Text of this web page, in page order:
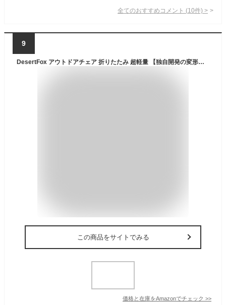
全てのおすすめコメント (10件) >
9
DesertFox アウトドアチェア 折りたたみ 超軽量 【独自開発の変形枕/マット】 【ハイバック】 【耐荷重150kg】 コンパクト イス 椅子 収納袋付属 お釣り 登山 携帯便利 キャンプ椅子 0068 (豪華版/ブラウン)
この商品をサイトでみる
価格と在庫をAmazonでチェック >>